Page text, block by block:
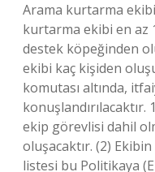
Arama kurtarma
kurtarma ekibi en az
destek köpeğinden
ekibi kaç kişiden
komutası altında,
ekip görevlisi dahil
oluşacaktır. (2)
listesi bu Politikaya